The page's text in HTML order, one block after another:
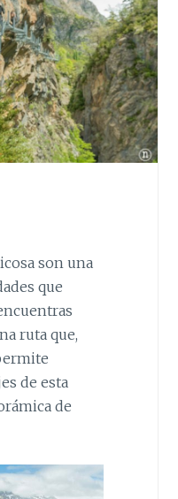
son una
que
ruta que,
de esta
de